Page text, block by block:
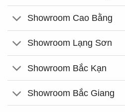
Showroom Cao Bằng
Showroom Lạng Sơn
Showroom Bắc Kạn
Showroom Bắc Giang